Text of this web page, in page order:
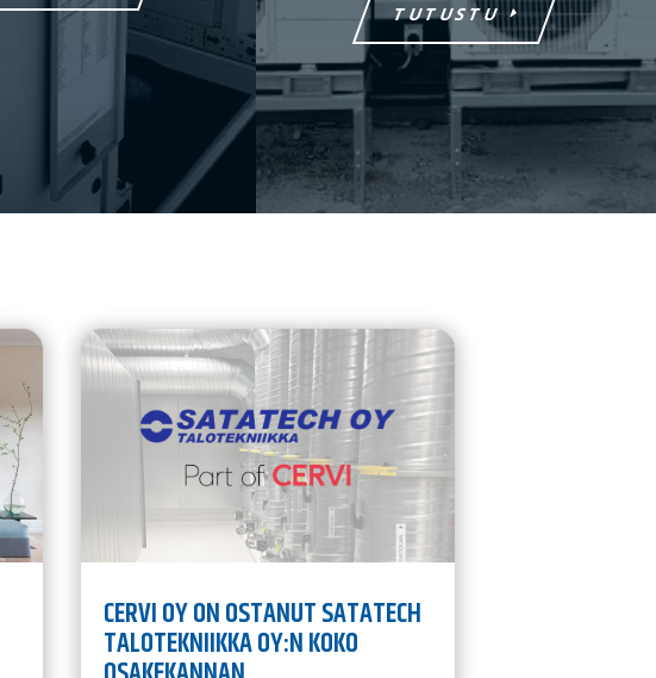
TUTUSTU
CERVI OY ON OSTANUT SATATECH
TALOTEKNIIKKA OY:N KOKO